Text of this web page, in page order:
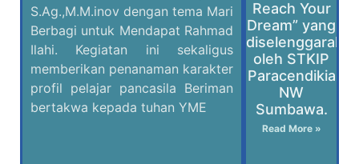
S.Ag.,M.M.inov dengan tema Mari
Berbagi untuk Mendapat Rahmad
Ilahi. Kegiatan ini sekaligus
memberikan penanaman karakter
profil pelajar pancasila Beriman
bertakwa kepada tuhan YME
Reach Your
Dream” yang
oleh STKIP
Paracendikia
NW
Sumbawa.
Read More »